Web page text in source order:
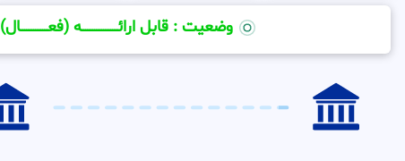
وضعیت : قابل ارائــــــــــــــــــــه (فعـــــــــــــــال)